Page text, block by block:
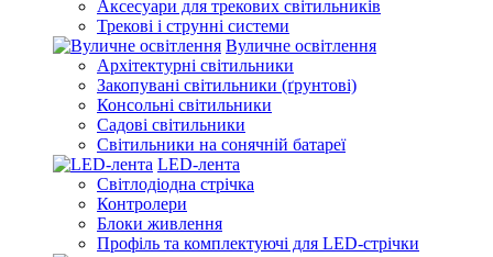
Аксесуари для трекових світильників
Трекові і струнні системи
Вуличне освітлення
Архітектурні світильники
Закопувані світильники (ґрунтові)
Консольні світильники
Садові світильники
Світильники на сонячній батареї
LED-лента
Світлодіодна стрічка
Контролери
Блоки живлення
Профіль та комплектуючі для LED-стрічки